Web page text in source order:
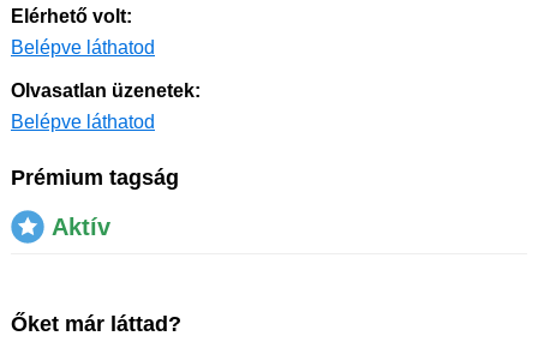
Elérhető volt:
Belépve láthatod
Olvasatlan üzenetek:
Belépve láthatod
Prémium tagság
Aktív
Őket már láttad?